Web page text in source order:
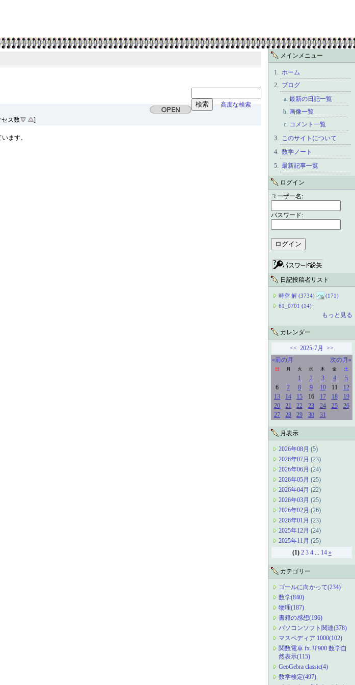
高度な検索
ス数
]
ます。
メインメニュー
ホーム
ブログ
最新の日記一覧
画像一覧
コメント一覧
このサイトについて
数学ノート
最新記事一覧
ログイン
ユーザー名:
パスワード:
日記投稿者リスト
時空 解 (3734)
(171)
61_0701 (14)
もっと見る
カレンダー
<< 2025-7月
>>
«前の月
次の月»
日 月 火 水 木 金 土
1 2 3 4
5
6
7 8 9 10 11
12
13
14 15 16 17 18
19
20
21 22 23 24 25
26
27
28 29 30 31
月表示
2026年08月 (5)
2026年07月 (23)
2026年06月 (24)
2026年05月 (25)
2026年04月 (22)
2026年03月 (25)
2026年02月 (26)
2026年01月 (23)
2025年12月 (24)
2025年11月 (25)
(1) 2 3 4... 14 »
カテゴリー
ゴールに向かって(234)
数学(840)
物理(187)
書籍の感想(196)
パソコンソフト関連(378)
マスペディア 1000(102)
関数電卓 fx-JP900 数学自
然表示(115)
GeoGebra classic(4)
数学検定(497)